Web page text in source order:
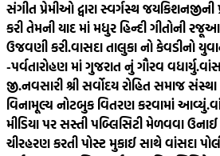
સંગીત પ્રેમીઓ દ્વારા સ્વર્ગસ્થ
કરી તેમની યાદ માં મધુર હિન્દી ગીતોની
ઉજવણી કરી.વાસદા તાલુકા નો કેવડીનો
-પર્વતારોહણ માં ગુજરાત નું ગૌરવ વધાર્યુ.
જી.નવસારી શ્રી સર્વોદય રોહિત સમાજ
વિનામૂલ્ય નોટબુક વિતરણ કરવામાં આવ્યું.
મીડિયા પર સસ્તી પબ્લિસિટી મેળવવા ઉનાઈ
ચીરહરણ કરતી પોસ્ટ મુકાઈ સાથે વાંસદા